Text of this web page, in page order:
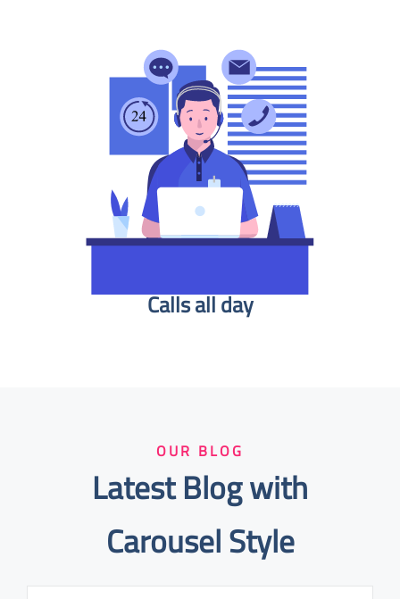
Calls all day
OUR BLOG
Latest Blog with
Carousel Style